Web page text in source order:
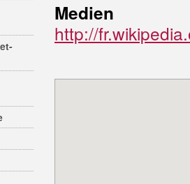
Medien
http://